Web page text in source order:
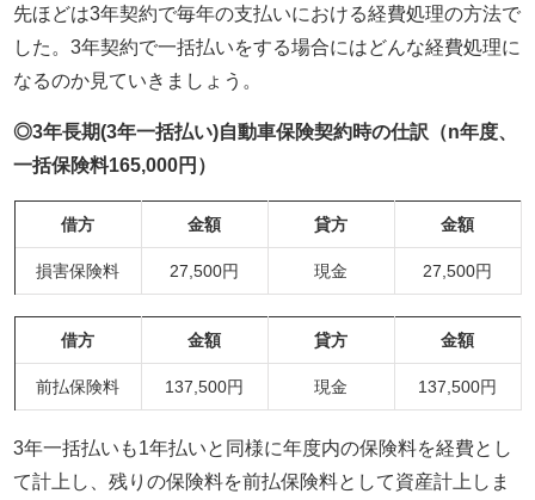
先ほどは3年契約で毎年の支払いにおける経費処理の方法で
した。3年契約で一括払いをする場合にはどんな経費処理に
なるのか見ていきましょう。
◎3年長期(3年一括払い)自動車保険契約時の仕訳（n年度、
一括保険料165,000円）
借方 金額 貸方 金額
損害保険料 27,500円 現金 27,500円
借方 金額 貸方 金額
前払保険料 137,500円 現金 137,500円
3年一括払いも1年払いと同様に年度内の保険料を経費とし
て計上し、残りの保険料を前払保険料として資産計上しま